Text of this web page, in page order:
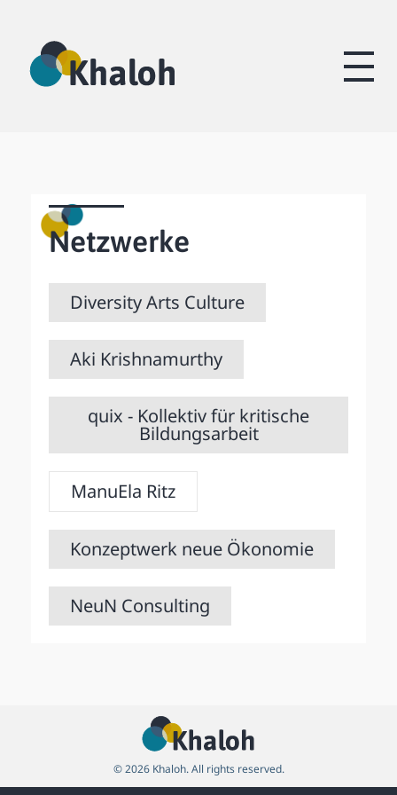
Netzwerke
Diversity Arts Culture
Aki Krishnamurthy
quix - Kollektiv für kritische
Bildungsarbeit
ManuEla Ritz
Konzeptwerk neue Ökonomie
NeuN Consulting
© 2026 Khaloh. All rights reserved.